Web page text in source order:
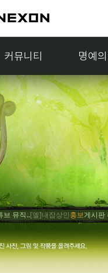
커뮤니티 명예
직..[엘]내잡상인홍보게시판 복원